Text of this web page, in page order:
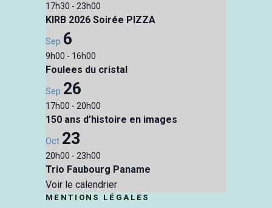
17h30 - 23h00
KIRB 2026 Soirée PIZZA
Sep 6
9h00 - 16h00
Foulees du cristal
Sep 26
17h00 - 20h00
150 ans d’histoire en images
Oct 23
20h00 - 23h00
Trio Faubourg Paname
Voir le calendrier
MENTIONS LÉGALES